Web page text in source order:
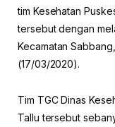
tim Kesehatan
tersebut dengan
Kecamatan
(17/03/2020).
Tim TGC Dinas
Tallu tersebut